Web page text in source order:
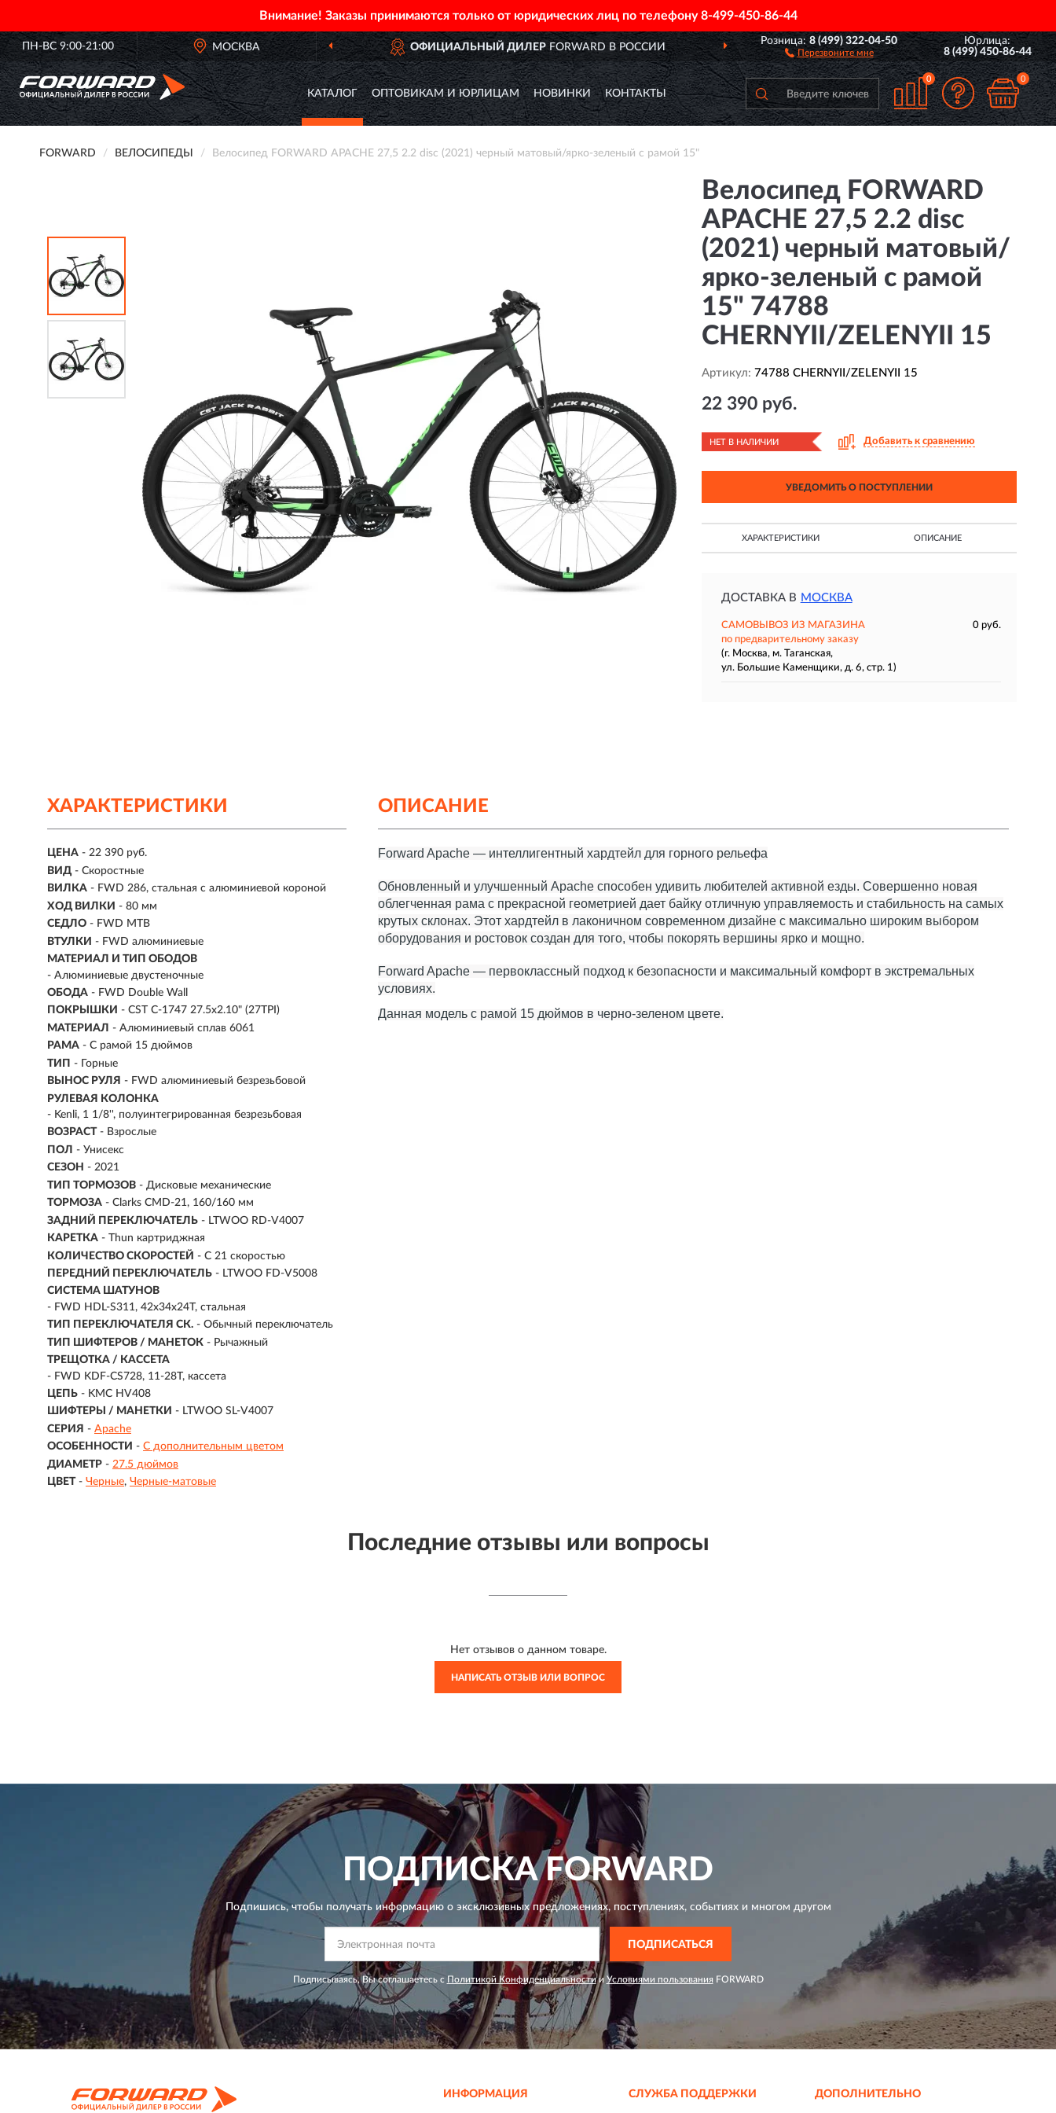
Внимание! Заказы принимаются только от юридических лиц по телефону8-499-450-86-44
ПН-ВС 9:00-21:00 МОСКВА ОФИЦИАЛЬНЫЙ ДИЛЕРFORWARD В РОССИИ ДОСТАВИМПО ВСЕЙ РОССИИ
Розница:8 (499) 322-04-50
Перезвоните мне
Юрлица:
8 (499) 450-86-44
КАТАЛОГ ОПТОВИКАМ И ЮРЛИЦАМ НОВИНКИ КОНТАКТЫ
0 0
FORWARD ВЕЛОСИПЕДЫ Велосипед FORWARD APACHE 27,5 2.2 disc (2021) черный матовый/ярко-зеленый с рамой 15"
Велосипед FORWARD
APACHE 27,5 2.2 disc
(2021) черный матовый/
ярко-зеленый с рамой
15" 74788
CHERNYII/ZELENYII 15
Артикул: 74788 CHERNYII/ZELENYII 15
22 390 руб.
НЕТ В НАЛИЧИИ Добавить к сравнению
УВЕДОМИТЬ О ПОСТУПЛЕНИИ
ХАРАКТЕРИСТИКИ ОПИСАНИЕ
ДОСТАВКА В МОСКВА
САМОВЫВОЗ ИЗ МАГАЗИНА
0 руб.
по предварительному заказу
(г. Москва, м. Таганская,
ул. Большие Каменщики, д. 6, стр. 1)
ХАРАКТЕРИСТИКИ
ЦЕНА - 22 390 руб.
ВИД - Скоростные
ВИЛКА - FWD 286, стальная с алюминиевой короной
ХОД ВИЛКИ - 80 мм
СЕДЛО - FWD MTB
ВТУЛКИ - FWD алюминиевые
МАТЕРИАЛ И ТИП ОБОДОВ
- Алюминиевые двустеночные
ОБОДА - FWD Double Wall
ПОКРЫШКИ - CST C-1747 27.5x2.10" (27TPI)
МАТЕРИАЛ - Алюминиевый сплав 6061
РАМА - С рамой 15 дюймов
ТИП - Горные
ВЫНОС РУЛЯ - FWD алюминиевый безрезьбовой
РУЛЕВАЯ КОЛОНКА
- Kenli, 1 1/8'', полуинтегрированная безрезьбовая
ВОЗРАСТ - Взрослые
ПОЛ - Унисекс
СЕЗОН - 2021
ТИП ТОРМОЗОВ - Дисковые механические
ТОРМОЗА - Clarks CMD-21, 160/160 мм
ЗАДНИЙ ПЕРЕКЛЮЧАТЕЛЬ - LTWOO RD-V4007
КАРЕТКА - Thun картриджная
КОЛИЧЕСТВО СКОРОСТЕЙ - С 21 скоростью
ПЕРЕДНИЙ ПЕРЕКЛЮЧАТЕЛЬ - LTWOO FD-V5008
СИСТЕМА ШАТУНОВ
- FWD HDL-S311, 42x34x24T, стальная
ТИП ПЕРЕКЛЮЧАТЕЛЯ СК. - Обычный переключатель
ТИП ШИФТЕРОВ / МАНЕТОК - Рычажный
ТРЕЩОТКА / КАССЕТА
- FWD KDF-CS728, 11-28T, кассета
ЦЕПЬ - KMC HV408
ШИФТЕРЫ / МАНЕТКИ - LTWOO SL-V4007
СЕРИЯ - Apache
ОСОБЕННОСТИ - С дополнительным цветом
ДИАМЕТР - 27.5 дюймов
ЦВЕТ - Черные Черные-матовые
ОПИСАНИЕ
Forward Apache — интеллигентный хардтейл для горного рельефа
Обновленный и улучшенный Apache способен удивить любителей активной езды. Совершенно новая
облегченная рама с прекрасной геометрией дает байку отличную управляемость и стабильность на самых
крутых склонах. Этот хардтейл в лаконичном современном дизайне с максимально широким выбором
оборудования и ростовок создан для того, чтобы покорять вершины ярко и мощно.
Forward Apache — первоклассный подход к безопасности и максимальный комфорт в экстремальных
условиях.
Данная модель с рамой 15 дюймов в черно-зеленом цвете.
Последние отзывы или вопросы
Нет отзывов о данном товаре.
НАПИСАТЬ ОТЗЫВ ИЛИ ВОПРОС
ПОДПИСКАFORWARD
Подпишись, чтобы получать информацию о эксклюзивных предложениях,поступлениях, событиях и многом другом
ПОДПИСАТЬСЯ
Подписываясь, Вы соглашаетесь с Политикой Конфиденциальности и Условиями пользования FORWARD
ИНФОРМАЦИЯ СЛУЖБА ПОДДЕРЖКИ ДОПОЛНИТЕЛЬНО